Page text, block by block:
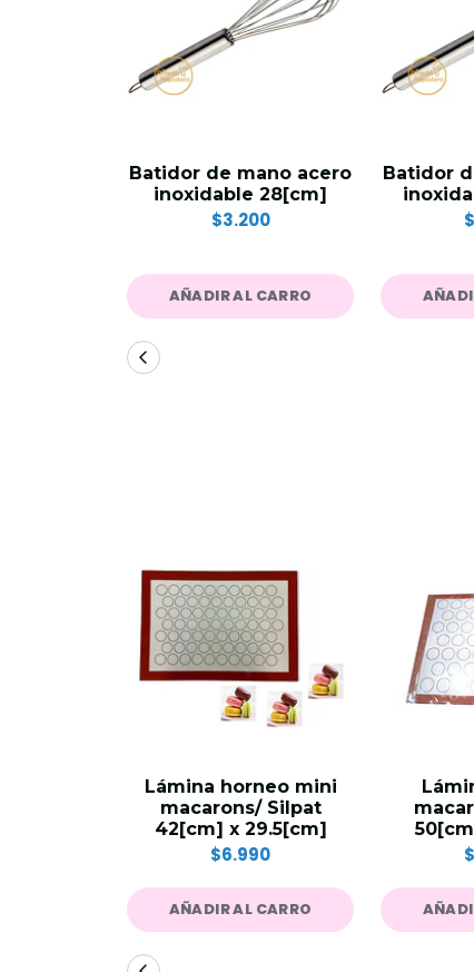
Batidor de mano acero
inoxidable 28[cm]
$3.200
AÑADIR AL CARRO
Batidor
Lámina horneo mini
macarons/ Silpat
42[cm] x 29.5[cm]
$6.990
AÑADIR AL CARRO